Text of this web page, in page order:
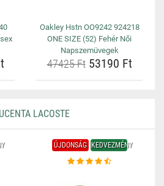
Oakley Hstn OO9242 924218
ONE SIZE (52) Fehér Női
Napszemüvegek
47425 Ft53190 Ft
LACOSTE
ÚJDONSÁG KEDVEZMÉNY